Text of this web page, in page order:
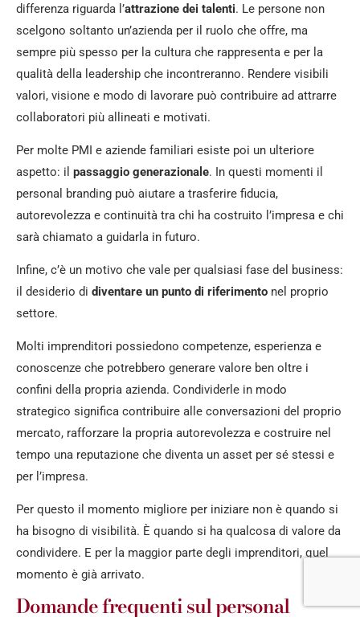
differenza riguarda l’attrazione dei talenti. Le persone non
scelgono soltanto un’azienda per il ruolo che offre, ma
sempre più spesso per la cultura che rappresenta e per la
qualità della leadership che incontreranno. Rendere visibili
valori, visione e modo di lavorare può contribuire ad attrarre
collaboratori più allineati e motivati.
Per molte PMI e aziende familiari esiste poi un ulteriore
aspetto: il passaggio generazionale. In questi momenti il
personal branding può aiutare a trasferire fiducia,
autorevolezza e continuità tra chi ha costruito l’impresa e chi
sarà chiamato a guidarla in futuro.
Infine, c’è un motivo che vale per qualsiasi fase del business:
il desiderio di diventare un punto di riferimento nel proprio
settore.
Molti imprenditori possiedono competenze, esperienza e
conoscenze che potrebbero generare valore ben oltre i
confini della propria azienda. Condividerle in modo
strategico significa contribuire alle conversazioni del proprio
mercato, rafforzare la propria autorevolezza e costruire nel
tempo una reputazione che diventa un asset per sé stessi e
per l’impresa.
Per questo il momento migliore per iniziare non è quando si
ha bisogno di visibilità. È quando si ha qualcosa di valore da
condividere. E per la maggior parte degli imprenditori, quel
momento è già arrivato.
Domande frequenti sul personal